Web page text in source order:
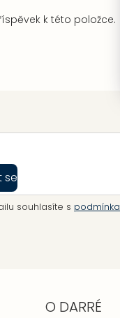
k této položce.
se
souhlasíte s
O DARRÉ